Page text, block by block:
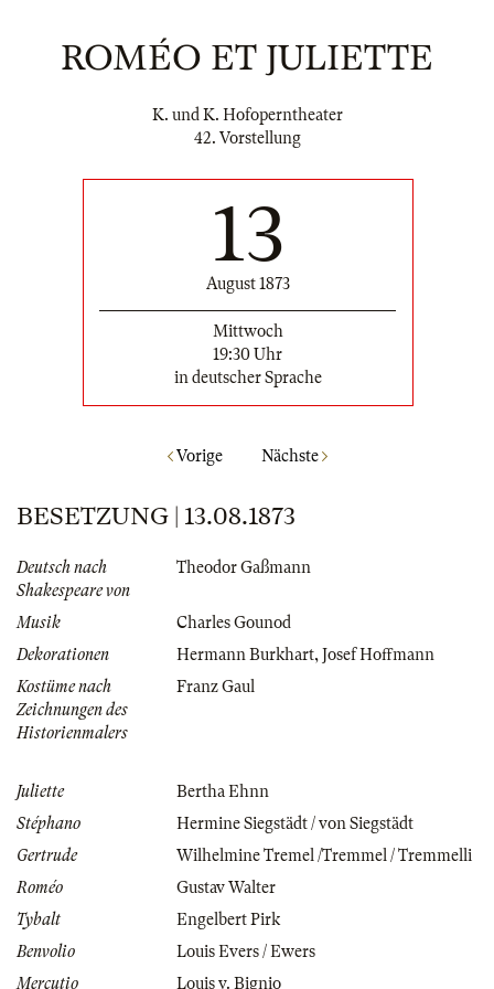
ROMÉO ET JULIETTE
K. und K. Hofoperntheater
42. Vorstellung
13
August 1873
Mittwoch
19:30 Uhr
in deutscher Sprache
Vorige Nächste
BESETZUNG | 13.08.1873
Deutsch nach
Shakespeare von
Theodor Gaßmann
Musik
Charles Gounod
Dekorationen
Hermann Burkhart,Josef Hoffmann
Kostüme nach
Zeichnungen des
Historienmalers
Franz Gaul
Juliette
Bertha Ehnn
Stéphano
Hermine Siegstädt / von Siegstädt
Gertrude
Wilhelmine Tremel /Tremmel / Tremmelli
Roméo
Gustav Walter
Tybalt
Engelbert Pirk
Benvolio
Louis Evers / Ewers
Mercutio
Louis v. Bignio